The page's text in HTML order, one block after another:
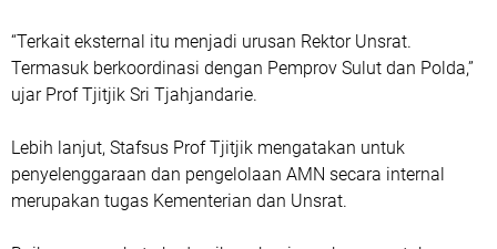
“Terkait eksternal itu menjadi urusan Rektor Unsrat.
Termasuk berkoordinasi dengan Pemprov Sulut dan Polda,”
ujar Prof Tjitjik Sri Tjahjandarie.
Lebih lanjut, Stafsus Prof Tjitjik mengatakan untuk
penyelenggaraan dan pengelolaan AMN secara internal
merupakan tugas Kementerian dan Unsrat.